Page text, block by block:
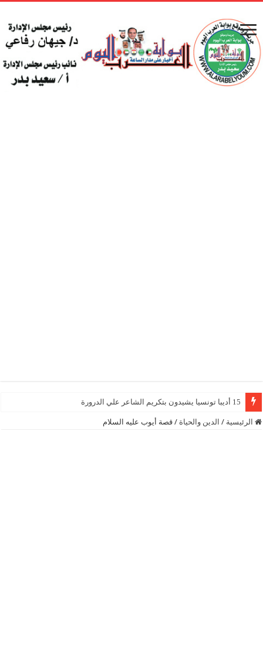
15 أديبا تونسيا يشيدون بتكريم الشاعر علي الدرورة
الرئيسية / الدين والحياة / قصة أيوب عليه السلام